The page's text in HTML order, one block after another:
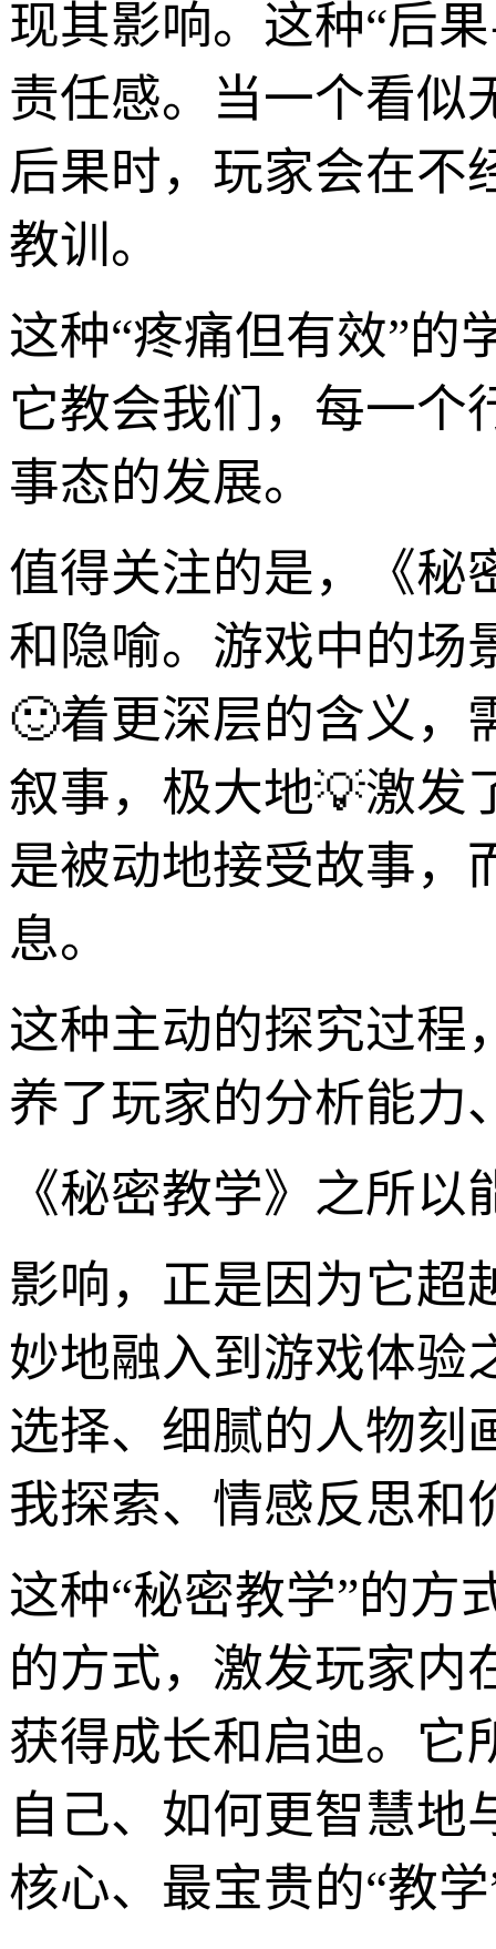
现其影响。这种“后
责任感。当一个看似
后果时，玩家会在不
教训。
这种“疼痛但有效”的
它教会我们，每一个
事态的发展。
值得关注的是，《秘
和隐喻。游戏中的场
🙂着更深层的含义，
叙事，极大地💡激发
是被动地接受故事，
息。
这种主动的探究过程
养了玩家的分析能力
《秘密教学》之所
影响，正是因为它超
妙地融入到游戏体验
选择、细腻的人物刻
我探索、情感反思和
这种“秘密教学”的方
的方式，激发玩家内
获得成长和启迪。它
自己、如何更智慧地
核心、最宝贵的“教